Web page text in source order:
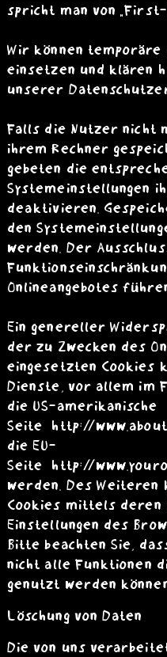
spricht man von „First-
Wir können temporäre
einsetzen und klären
unserer
Falls die Nutzer nicht
ihrem Rechner
gebeten die
Systemeinstellungen
deaktivieren.
den
werden. Der
Onlineangebotes
Ein genereller
der zu Zwecken des
eingesetzten Cookies
Dienste, vor allem im
die US-amerikanische
Seite http://
die EU-
Seite http://
werden. Des Weiteren
Cookies mittels deren
Einstellungen des
Bitte beachten Sie,
nicht alle Funktionen
genutzt werden
Löschung von Daten
Die von uns